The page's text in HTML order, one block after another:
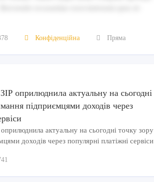
Конфіденційна Пряма
оприлюднила актуальну на сьогодні
підприємцями доходів через
актуальну на сьогодні точку зору
доходів через популярні платіжні сервіси